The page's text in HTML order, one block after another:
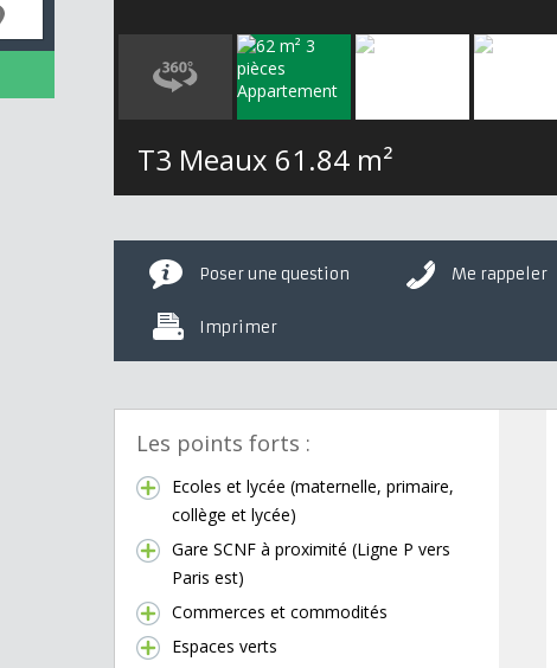
T3 Meaux 61.84 m²
Poser une question Me rappeler
Imprimer
Les points forts :
Ecoles et lycée (maternelle, primaire,
collège et lycée)
Gare SCNF à proximité (Ligne P vers
Paris est)
Commerces et commodités
Espaces verts